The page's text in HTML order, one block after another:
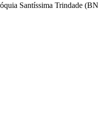
Santíssima Trindade